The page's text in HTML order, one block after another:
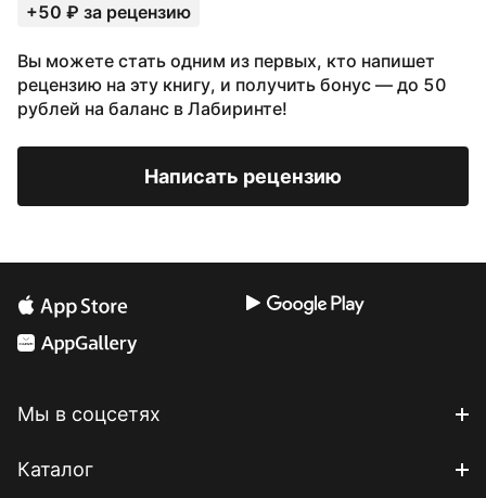
+50 ₽ за рецензию
Вы можете стать одним из первых, кто напишет
рецензию на эту книгу, и получить бонус — до 50
рублей на баланс в Лабиринте!
Написать рецензию
Мы в соцсетях
Каталог